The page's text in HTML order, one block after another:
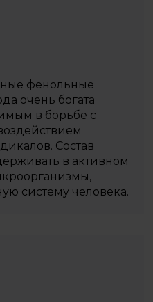
фенольные
очень богата
в борьбе с
Состав
в активном
систему человека.